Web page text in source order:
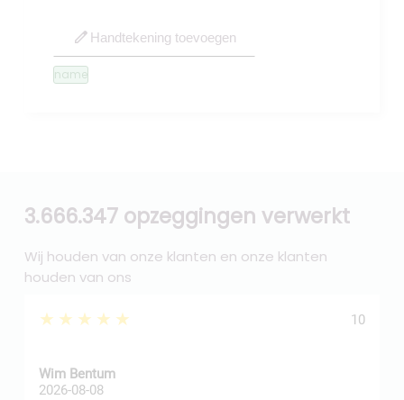
edit Handtekening toevoegen
name
3.666.347 opzeggingen verwerkt
Wij houden van onze klanten en onze klanten
houden van ons
★★★★★ 10
Wim Bentum
2026-08-08